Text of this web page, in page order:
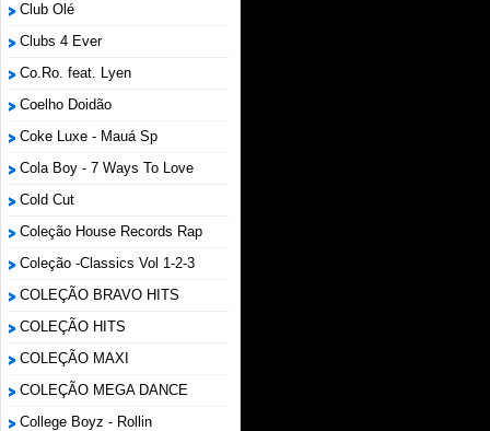
Club Olé
Clubs 4 Ever
Co.Ro. feat. Lyen
Coelho Doidão
Coke Luxe - Mauá Sp
Cola Boy - 7 Ways To Love
Cold Cut
Coleção House Records Rap
Coleção -Classics Vol 1-2-3
COLEÇÃO BRAVO HITS
COLEÇÃO HITS
COLEÇÃO MAXI
COLEÇÃO MEGA DANCE
College Boyz ‎- Rollin